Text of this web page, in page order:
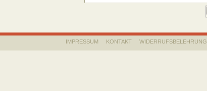
IMPRESSUM KONTAKT WIDERRUFSBELEHRUNG